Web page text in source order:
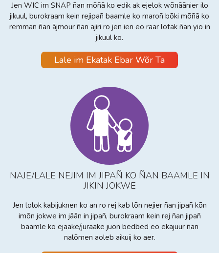
Jen WIC im SNAP ñan mõñā ko edik ak ejelok wõnāānier ilo
jikuul, burokraam kein rejipañ baamle ko maroñ bõki mõñā ko
remman ñan ājmour ñan ajiri ro jen ien eo raar lotak ñan yio in
jikuul ko.
Lale im Ekatak Ebar Wõr Ta
NAJE/LALE NEJIM IM JIPAÑ KO ÑAN BAAMLE IN
JIKIN JOKWE
Jen lolok kabijuknen ko an ro rej kab lõn nejier ñan jipañ kõn
imõn jokwe im jāān in jipañ, burokraam kein rej ñan jipañ
baamle ko ejaake/juraake juon bedbed eo ekajuur ñan
nalõmen aoleb aikuij ko aer.